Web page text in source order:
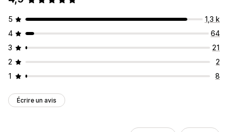
5
1,3 k
4
64
3
21
2
2
1
8
Écrire un avis